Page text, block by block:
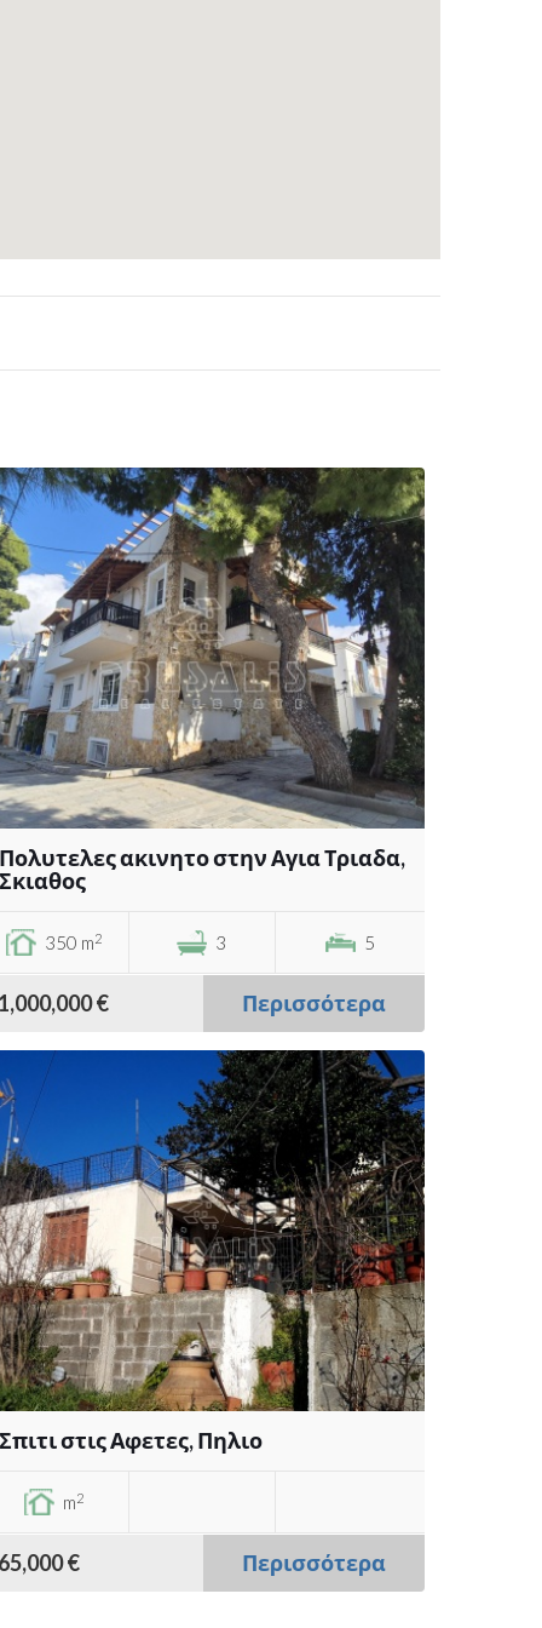
Πολυτελες ακινητο στην Αγια Τριαδα,
Σκιαθος
350 m2 3 5
1,000,000 € Περισσότερα
Σπιτι στις Αφετες, Πηλιο
m2
65,000 € Περισσότερα